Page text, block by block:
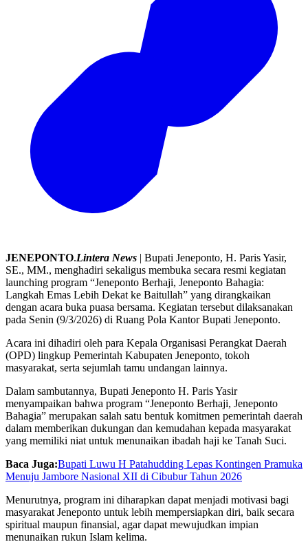
JENEPONTO.Lintera News | Bupati Jeneponto, H. Paris Yasir,
SE., MM., menghadiri sekaligus membuka secara resmi kegiatan
launching program “Jeneponto Berhaji, Jeneponto Bahagia:
Langkah Emas Lebih Dekat ke Baitullah” yang dirangkaikan
dengan acara buka puasa bersama. Kegiatan tersebut dilaksanakan
pada Senin (9/3/2026) di Ruang Pola Kantor Bupati Jeneponto.
Acara ini dihadiri oleh para Kepala Organisasi Perangkat Daerah
(OPD) lingkup Pemerintah Kabupaten Jeneponto, tokoh
masyarakat, serta sejumlah tamu undangan lainnya.
Dalam sambutannya, Bupati Jeneponto H. Paris Yasir
menyampaikan bahwa program “Jeneponto Berhaji, Jeneponto
Bahagia” merupakan salah satu bentuk komitmen pemerintah daerah
dalam memberikan dukungan dan kemudahan kepada masyarakat
yang memiliki niat untuk menunaikan ibadah haji ke Tanah Suci.
Baca Juga:Bupati Luwu H Patahudding Lepas Kontingen Pramuka
Menuju Jambore Nasional XII di Cibubur Tahun 2026
Menurutnya, program ini diharapkan dapat menjadi motivasi bagi
masyarakat Jeneponto untuk lebih mempersiapkan diri, baik secara
spiritual maupun finansial, agar dapat mewujudkan impian
menunaikan rukun Islam kelima.